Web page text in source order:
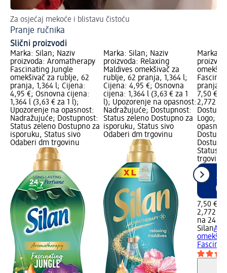
Za osjećaj mekoće i blistavu čistoću
Pranje ručnika
Slični proizvodi
Marka: Silan; Naziv
proizvoda: Aromatherapy
Fascinating Jungle
omekšivač za rublje, 62
pranja, 1,364 l; Cijena:
4,95 €; Osnovna cijena:
1,364 l (3,63 € za 1 l);
Upozorenje na opasnost:
Nadražujuće; Dostupnost:
Status zeleno Dostupno za
isporuku, Status sivo
Odaberi dm trgovinu
Marka: Silan; Naziv
proizvoda: Relaxing
Maldives omekšivač za
rublje, 62 pranja, 1,364 l;
Cijena: 4,95 €; Osnovna
cijena: 1,364 l (3,63 € za 1
l); Upozorenje na opasnost:
Nadražujuće; Dostupnost:
Status zeleno Dostupno za
isporuku, Status sivo
Odaberi dm trgovinu
Marka:
pranja,
7,50 €;
2,772 l
Logo;
Status
trgovine
7,50 €
2,772 l
na
Silan